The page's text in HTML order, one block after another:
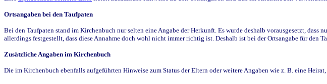
Ortsangaben bei den Taufpaten
Bei den Taufpaten stand im Kirchenbuch nur selten eine Angabe der Herkunft. Es wurde deshalb vorausgesetzt,
allerdings festgestellt, dass diese Annahme doch wohl nicht immer richtig ist. Deshalb ist bei der Ortsangabe für den
Zusätzliche Angaben im Kirchenbuch
Die im Kirchenbuch ebenfalls aufgeführten Hinweise zum Status der Eltern oder weitere Angaben wie z. B. eine